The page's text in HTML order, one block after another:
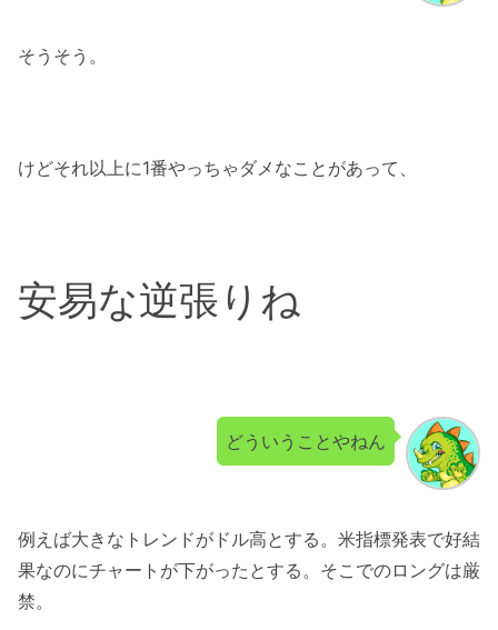
そうそう。
けどそれ以上に1番やっちゃダメなことがあって、
安易な逆張りね
どういうことやねん
例えば大きなトレンドがドル高とする。米指標発表で好結
果なのにチャートが下がったとする。そこでのロングは厳
禁。